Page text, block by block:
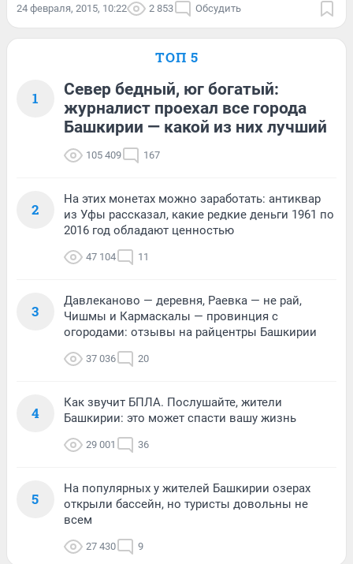
24 февраля, 2015, 10:22 2 853 Обсудить
ТОП 5
1
Север бедный, юг богатый:
журналист проехал все города
Башкирии — какой из них лучший
105 409 167
2
На этих монетах можно заработать: антиквар
из Уфы рассказал, какие редкие деньги 1961 по
2016 год обладают ценностью
47 104 11
3
Давлеканово — деревня, Раевка — не рай,
Чишмы и Кармаскалы — провинция с
огородами: отзывы на райцентры Башкирии
37 036 20
4
Как звучит БПЛА. Послушайте, жители
Башкирии: это может спасти вашу жизнь
29 001 36
5
На популярных у жителей Башкирии озерах
открыли бассейн, но туристы довольны не
всем
27 430 9